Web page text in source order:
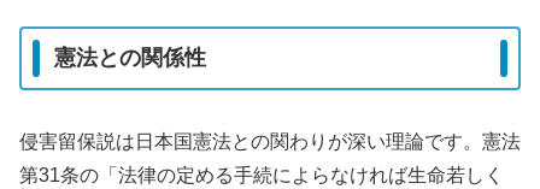
憲法との関係性
侵害留保説は日本国憲法との関わりが深い理論です。憲法
第31条の「法律の定める手続によらなければ生命若しく